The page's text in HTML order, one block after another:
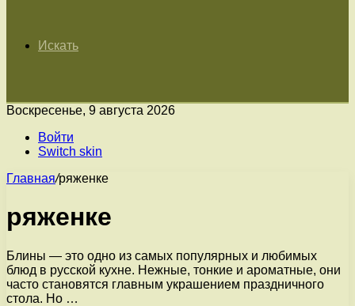
Искать
Воскресенье, 9 августа 2026
Войти
Switch skin
Главная/ряженке
ряженке
Блины — это одно из самых популярных и любимых
блюд в русской кухне. Нежные, тонкие и ароматные, они
часто становятся главным украшением праздничного
стола. Но …